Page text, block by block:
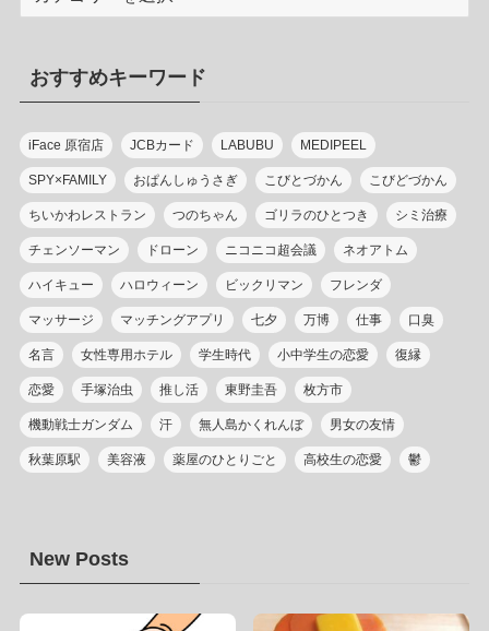
リ
ー
おすすめキーワード
iFace 原宿店 JCBカード LABUBU MEDIPEEL
SPY×FAMILY おぱんしゅうさぎ こびとづかん こびどづかん
ちいかわレストラン つのちゃん ゴリラのひとつき シミ治療
チェンソーマン ドローン ニコニコ超会議 ネオアトム
ハイキュー ハロウィーン ビックリマン フレンダ
マッサージ マッチングアプリ 七夕 万博 仕事 口臭
名言 女性専用ホテル 学生時代 小中学生の恋愛 復縁
恋愛 手塚治虫 推し活 東野圭吾 枚方市
機動戦士ガンダム 汗 無人島かくれんぼ 男女の友情
秋葉原駅 美容液 薬屋のひとりごと 高校生の恋愛 鬱
New Posts